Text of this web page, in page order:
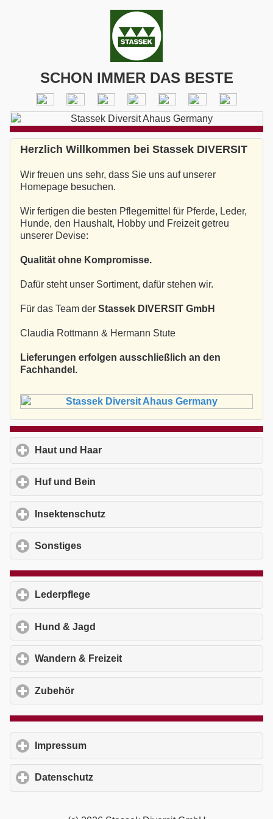
SCHON IMMER DAS BESTE
Herzlich Willkommen bei Stassek DIVERSIT
Wir freuen uns sehr, dass Sie uns auf unserer
Homepage besuchen.
Wir fertigen die besten Pflegemittel für Pferde, Leder,
Hunde, den Haushalt, Hobby und Freizeit getreu
unserer Devise:
Qualität ohne Kompromisse.
Dafür steht unser Sortiment, dafür stehen wir.
Für das Team der Stassek DIVERSIT GmbH
Claudia Rottmann & Hermann Stute
Lieferungen erfolgen ausschließlich an den
Fachhandel.
Haut und Haar
Huf und Bein
Insektenschutz
Sonstiges
Lederpflege
Hund & Jagd
Wandern & Freizeit
Zubehör
Impressum
Datenschutz